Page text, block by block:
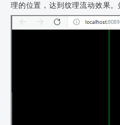
理的位置，达到纹理流动效果